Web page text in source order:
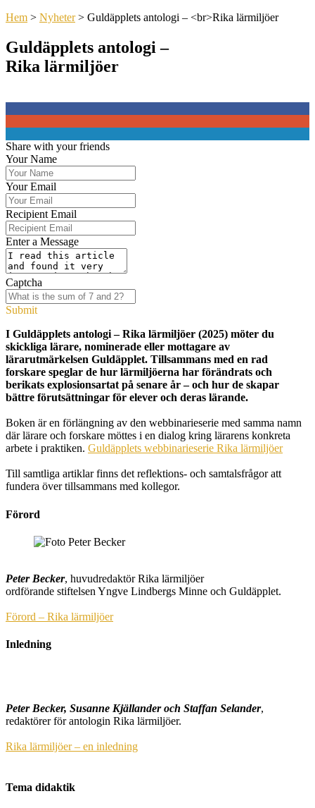
Hem > Nyheter> Guldäpplets antologi – <br>Rika lärmiljöer
Guldäpplets antologi –
Rika lärmiljöer
Share with your friends
Your Name
Your Email
Recipient Email
Enter a Message
Captcha
Submit
I Guldäpplets antologi – Rika lärmiljöer (2025) möter du
skickliga lärare, nominerade eller mottagare av
lärarutmärkelsen Guldäpplet. Tillsammans med en rad
forskare speglar de hur lärmiljöerna har förändrats och
berikats explosionsartat på senare år – och hur de skapar
bättre förutsättningar för elever och deras lärande.
Boken är en förlängning av den webbinarieserie med samma namn
där lärare och forskare möttes i en dialog kring lärarens konkreta
arbete i praktiken. Guldäpplets webbinarieserie Rika lärmiljöer
Till samtliga artiklar finns det reflektions- och samtalsfrågor att
fundera över tillsammans med kollegor.
Förord
Peter Becker, huvudredaktör Rika lärmiljöer
ordförande stiftelsen Yngve Lindbergs Minne och Guldäpplet.
Förord – Rika lärmiljöer
Inledning
Peter Becker, Susanne Kjällander och Staffan Selander,
redaktörer för antologin Rika lärmiljöer.
Rika lärmiljöer – en inledning
Tema didaktik